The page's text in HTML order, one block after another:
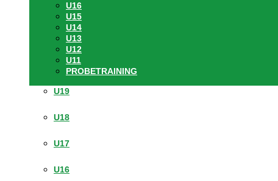
U16
U15
U14
U13
U12
U11
PROBETRAINING
U19
U18
U17
U16